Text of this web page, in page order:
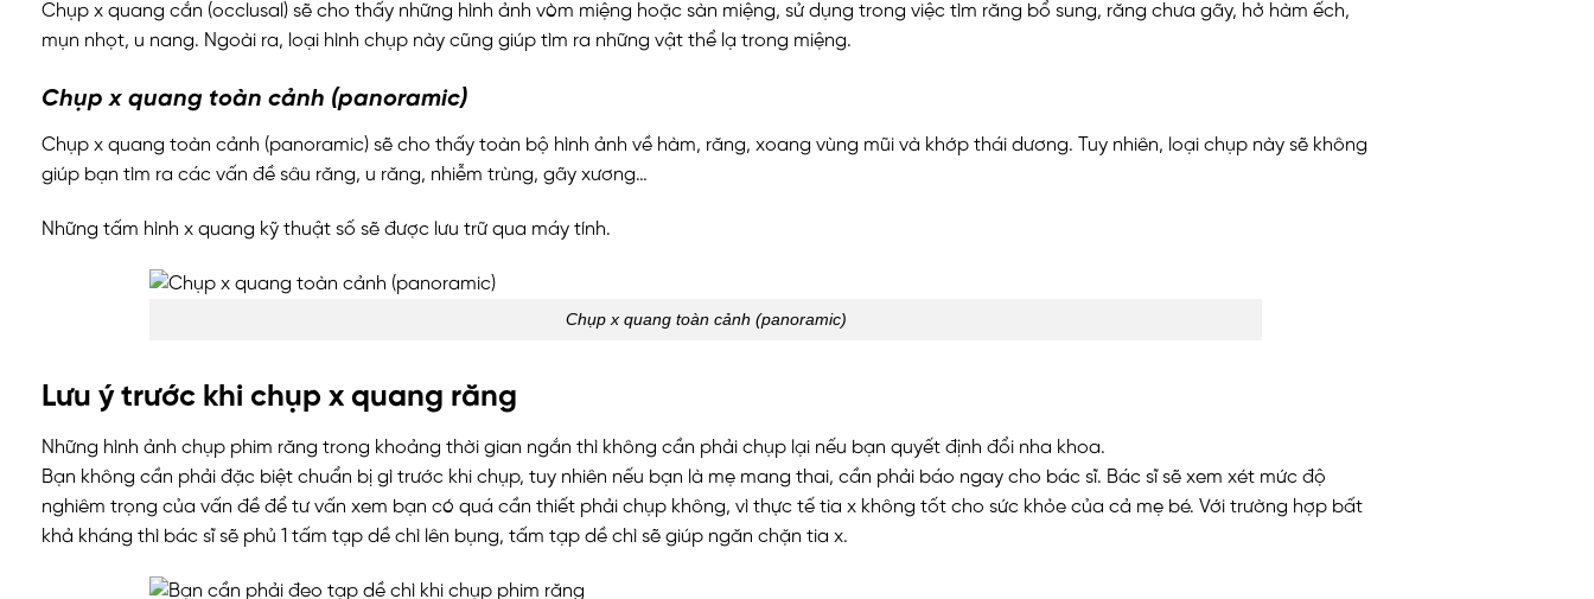
Chụp x quang cắn (occlusal) sẽ cho thấy những hình ảnh vòm miệng hoặc sàn miệng, sử dụng trong việc tìm răng bổ sung, răng chưa gãy, hở hàm ếch,
mụn nhọt, u nang. Ngoài ra, loại hình chụp này cũng giúp tìm ra những vật thể lạ trong miệng.
Chụp x quang toàn cảnh (panoramic)
Chụp x quang toàn cảnh (panoramic) sẽ cho thấy toàn bộ hình ảnh về hàm, răng, xoang vùng mũi và khớp thái dương. Tuy nhiên, loại chụp này sẽ không
giúp bạn tìm ra các vấn đề sâu răng, u răng, nhiễm trùng, gãy xương…
Những tấm hình x quang kỹ thuật số sẽ được lưu trữ qua máy tính.
Chụp x quang toàn cảnh (panoramic)
Lưu ý trước khi chụp x quang răng
Những hình ảnh chụp phim răng trong khoảng thời gian ngắn thì không cần phải chụp lại nếu bạn quyết định đổi nha khoa.
Bạn không cần phải đặc biệt chuẩn bị gì trước khi chụp, tuy nhiên nếu bạn là mẹ mang thai, cần phải báo ngay cho bác sĩ. Bác sĩ sẽ xem xét mức độ
nghiêm trọng của vấn đề để tư vấn xem bạn có quá cần thiết phải chụp không, vì thực tế tia x không tốt cho sức khỏe của cả mẹ bé. Với trường hợp bất
khả kháng thì bác sĩ sẽ phủ 1 tấm tạp dề chì lên bụng, tấm tạp dề chì sẽ giúp ngăn chặn tia x.